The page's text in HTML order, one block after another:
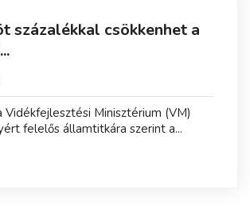
százalékkal csökkenhet a
Vidékfejlesztési Minisztérium (VM)
felelős államtitkára szerint a...